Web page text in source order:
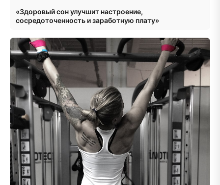
«Здоровый сон улучшит настроение,
сосредоточенность и заработную плату»